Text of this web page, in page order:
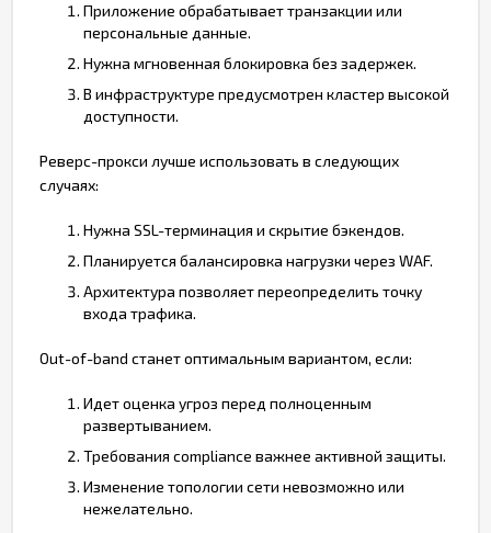
Приложение обрабатывает транзакции или
персональные данные.
Нужна мгновенная блокировка без задержек.
В инфраструктуре предусмотрен кластер высокой
доступности.
Реверс-прокси лучше использовать в следующих
случаях:
Нужна SSL-терминация и скрытие бэкендов.
Планируется балансировка нагрузки через WAF.
Архитектура позволяет переопределить точку
входа трафика.
Out-of-band станет оптимальным вариантом, если:
Идет оценка угроз перед полноценным
развертыванием.
Требования compliance важнее активной защиты.
Изменение топологии сети невозможно или
нежелательно.